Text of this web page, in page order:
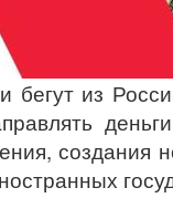
из
создания